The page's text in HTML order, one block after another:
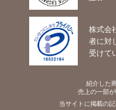
株式会
者に対
受けて
紹介した
売上の一部が
当サイトに掲載の